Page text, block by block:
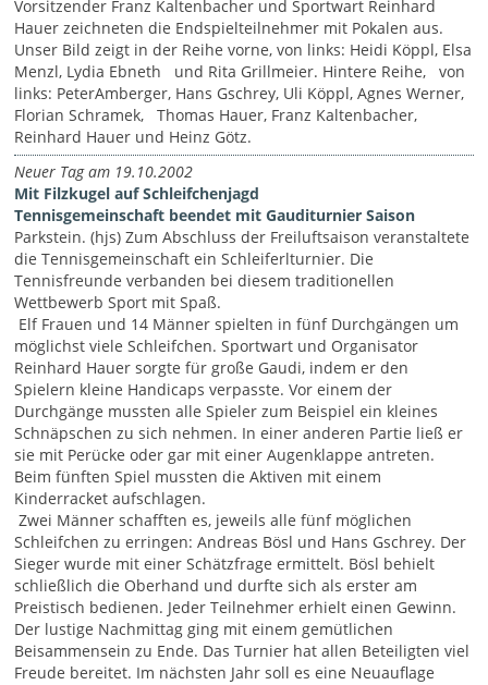
Vorsitzender Franz Kaltenbacher und Sportwart Reinhard
Hauer zeichneten die Endspielteilnehmer mit Pokalen aus.
Unser Bild zeigt in der Reihe vorne, von links: Heidi Köppl, Elsa
Menzl, Lydia Ebneth und Rita Grillmeier. Hintere Reihe, von
links: PeterAmberger, Hans Gschrey, Uli Köppl, Agnes Werner,
Florian Schramek, Thomas Hauer, Franz Kaltenbacher,
Reinhard Hauer und Heinz Götz.
Neuer Tag am 19.10.2002
Mit Filzkugel auf Schleifchenjagd
Tennisgemeinschaft beendet mit Gauditurnier Saison
Parkstein. (hjs) Zum Abschluss der Freiluftsaison veranstaltete
die Tennisgemeinschaft ein Schleiferlturnier. Die
Tennisfreunde verbanden bei diesem traditionellen
Wettbewerb Sport mit Spaß.
Elf Frauen und 14 Männer spielten in fünf Durchgängen um
möglichst viele Schleifchen. Sportwart und Organisator
Reinhard Hauer sorgte für große Gaudi, indem er den
Spielern kleine Handicaps verpasste. Vor einem der
Durchgänge mussten alle Spieler zum Beispiel ein kleines
Schnäpschen zu sich nehmen. In einer anderen Partie ließ er
sie mit Perücke oder gar mit einer Augenklappe antreten.
Beim fünften Spiel mussten die Aktiven mit einem
Kinderracket aufschlagen.
Zwei Männer schafften es, jeweils alle fünf möglichen
Schleifchen zu erringen: Andreas Bösl und Hans Gschrey. Der
Sieger wurde mit einer Schätzfrage ermittelt. Bösl behielt
schließlich die Oberhand und durfte sich als erster am
Preistisch bedienen. Jeder Teilnehmer erhielt einen Gewinn.
Der lustige Nachmittag ging mit einem gemütlichen
Beisammensein zu Ende. Das Turnier hat allen Beteiligten viel
Freude bereitet. Im nächsten Jahr soll es eine Neuauflage